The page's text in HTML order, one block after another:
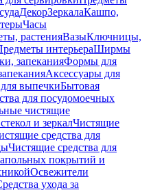
ДекорЗеркалаКашпо,
Часы
растенияВазыКлючницы,
интерьераШирмы
запеканияФормы для
Аксессуары для
выпечкиБытовая
для посудомоечных
чистящие
и зеркалЧистящие
средства для
Чистящие средства для
покрытий и
Освежители
ухода за